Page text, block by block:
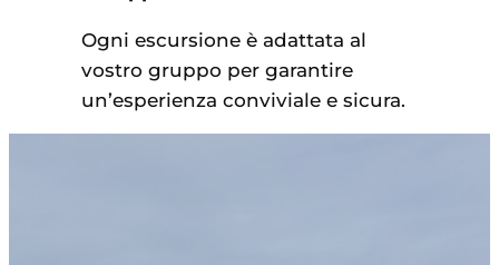
Ogni escursione è adattata al
vostro gruppo per garantire
un’esperienza conviviale e sicura.